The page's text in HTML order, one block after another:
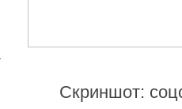
Скриншот: